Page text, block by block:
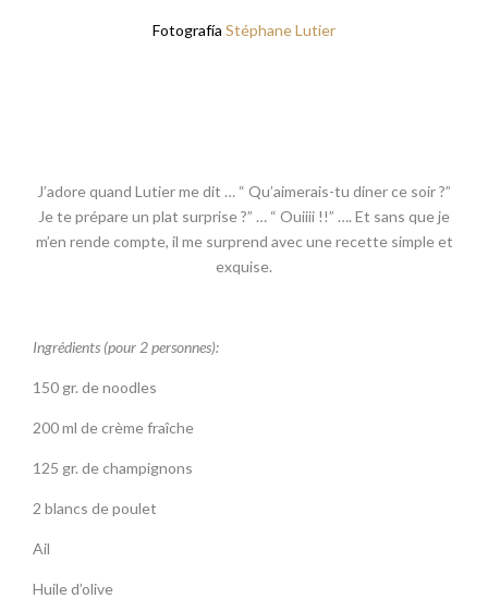
Fotografía Stéphane Lutier
J’adore quand Lutier me dit … “ Qu’aimerais-tu diner ce soir ?”
Je te prépare un plat surprise ?” … “ Ouiiii !!” …. Et sans que je
m’en rende compte, il me surprend avec une recette simple et
exquise.
Ingrédients (pour 2 personnes):
150 gr. de noodles
200 ml de crème fraîche
125 gr. de champignons
2 blancs de poulet
Ail
Huile d’olive